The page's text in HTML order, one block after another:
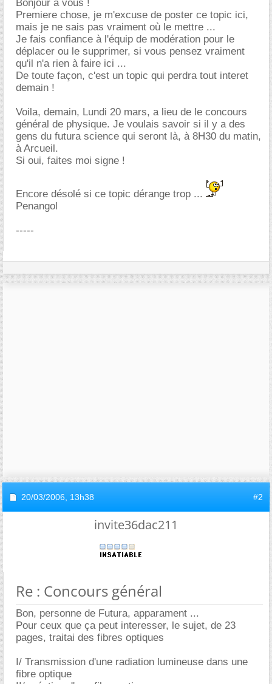
Bonjour à vous !
Premiere chose, je m'excuse de poster ce topic ici,
mais je ne sais pas vraiment où le mettre ...
Je fais confiance à l'équip de modération pour le
déplacer ou le supprimer, si vous pensez vraiment
qu'il n'a rien à faire ici ...
De toute façon, c'est un topic qui perdra tout interet
demain !
Voila, demain, Lundi 20 mars, a lieu de le concours
général de physique. Je voulais savoir si il y a des
gens du futura science qui seront là, à 8H30 du matin,
à Arcueil.
Si oui, faites moi signe !
Encore désolé si ce topic dérange trop ...
Penangol
-----
20/03/2006, 13h38 #2
invite36dac211
Re : Concours général
Bon, personne de Futura, apparament ...
Pour ceux que ça peut interesser, le sujet, de 23
pages, traitai des fibres optiques
I/ Transmission d'une radiation lumineuse dans une
fibre optique